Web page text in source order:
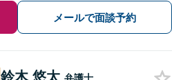
メールで面談予約
鈴木 悠太